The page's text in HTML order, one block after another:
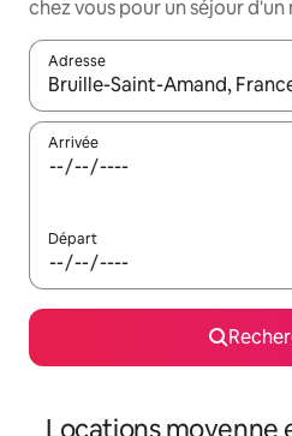
chez vous pour un séjour d'un
Adresse
Lorsque les résultats
Arrivée
Départ
Locations moyenne